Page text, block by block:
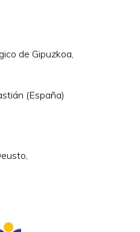
de Gipuzkoa,
(España)